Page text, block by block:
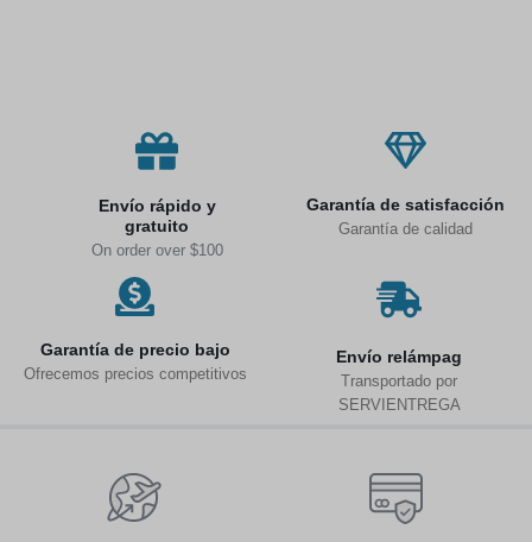
Envío rápido y
gratuito
On order over $100
Garantía de satisfacción
Garantía de calidad
Garantía de precio bajo
Ofrecemos precios competitivos
Envío relámpag
Transportado por
SERVIENTREGA